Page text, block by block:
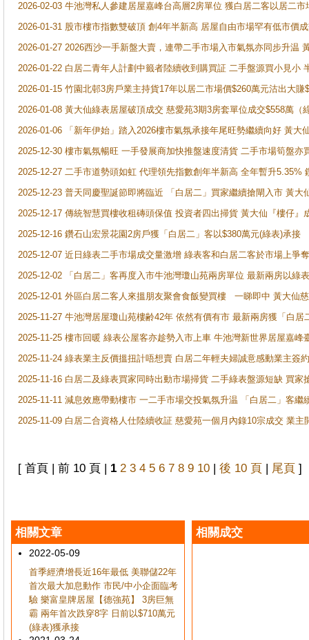
2026-02-03 牛池灣私人參建居屋嘉峰台高層2房單位 獲白居二客以居二市
2026-01-31 股市樓市指數雙破頂 創4年半新高 居屋自由市場罕有低市價
2026-01-27 2026西沙一手新盤大賣，連帶二手市場入市氣氛亦同步升温
2026-01-22 白居二青年人計劃中籤者陸續收到購買証 二手盤源買小見小
2026-01-15 竹園北邨3房戶業主持貨17年以居二市場價$260萬元沽出大賺
2026-01-08 黃大仙綠表居屋破頂成交 慈愛苑3期3房套單位成交$558萬（
2026-01-06 「新年伊始」踏入2026樓市氣氛承接年尾旺勢繼續向好 黃
2025-12-30 樓市氣氛暢旺 一手發展商加快推盤速度清貨 二手市場筍盤
2025-12-27 二手市道勢頭如虹 代理領先指數創年半新高 全年暫升5.35%
2025-12-23 普天同慶聖誕節即將臨近 「白居二」買家繼續搶閘入市 黃
2025-12-17 傳統智慧買樓收租磚頭保值 投資者四出掃貨 黃大仙『樓仔
2025-12-16 鑽石山宏景花園2房戶獲「白居二」客以$380萬元(綠表)承接
2025-12-07 近日綠表二手市場成交量激增 綠表客和白居二客於市場上
2025-12-02 「白居二」客再度入市牛池灣瓊山苑兩房單位 最新兩房以綠
2025-12-01 外區白居二客人來搵朋友聚會食飯變買樓 一睇即中 黃大仙
2025-11-27 牛池灣居屋瓊山苑樓齢42年 依然有價有市 最新兩房獲「白居
2025-11-25 樓市回暖 綠表公屋客亦趁勢入市上車 牛池灣新世界居屋嘉峰
2025-11-24 綠表業主反價搵扭計唔想賣 白居二年輕夫婦誠意感動業主簽
2025-11-16 白居二及綠表買家同時出動市場掃貨 二手綠表盤源短缺 買
2025-11-11 減息效應帶動樓市 一二手市場交投氣氛升温 「白居二」客
2025-11-09 白居二合資格人仕陸續收証 慈愛苑一個月內錄10宗成交 業
[ 首頁 | 前 10 頁 | 1 2 3 4 5 6 7 8 9 10 | 後 10 頁 | 尾頁 ]
相關文章
2022-05-09
首季經濟增長近16年最低 美聯儲22年
首次最大加息動作 市民/中小企面臨考
驗 樂富皇牌居屋【德強苑】 3房巨無
霸 兩年首次跌穿8字 日前以$710萬元
(綠表)獲承接
相關成交